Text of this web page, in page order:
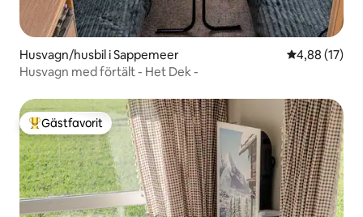
Husvagn/husbil i Sappemeer 4,88 av 5 i
4,88 (17)
Husvagn med förtält - Het Dek -
Populär gästfavorit
Gästfavorit